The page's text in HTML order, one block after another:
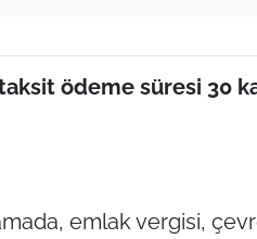
ödeme süresi 30
emlak vergisi,